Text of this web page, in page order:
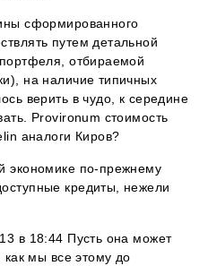
сформированного
путем детальной
отбираемой
на наличие типичных
верить в чудо, к середине
Provironum стоимость
аналоги Киров?
экономике по-прежнему
кредиты, нежели
в 18:44 Пусть она может
как мы все этому до